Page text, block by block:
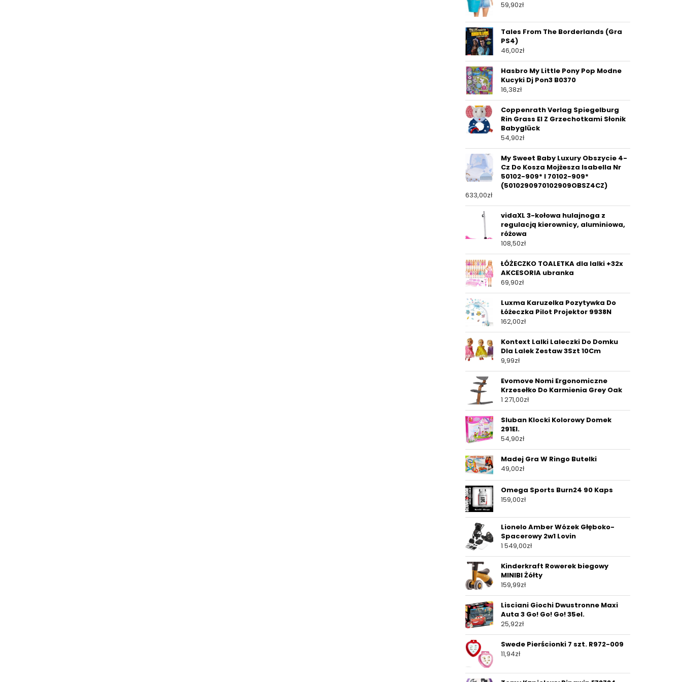
59,90zł
Tales From The Borderlands (Gra
PS4)
46,00zł
Hasbro My Little Pony Pop Modne
Kucyki Dj Pon3 B0370
16,38zł
Coppenrath Verlag Spiegelburg
Rin Grass El Z Grzechotkami Słonik
Babyglück
54,90zł
My Sweet Baby Luxury Obszycie 4-
Cz Do Kosza Mojżesza Isabella Nr
50102-909* I 70102-909*
(5010290970102909OBSZ4CZ)
633,00zł
vidaXL 3-kołowa hulajnoga z
regulacją kierownicy, aluminiowa,
różowa
108,50zł
ŁÓŻECZKO TOALETKA dla lalki +32x
AKCESORIA ubranka
69,90zł
Luxma Karuzelka Pozytywka Do
Łóżeczka Pilot Projektor 9938N
162,00zł
Kontext Lalki Laleczki Do Domku
Dla Lalek Zestaw 3Szt 10Cm
9,99zł
Evomove Nomi Ergonomiczne
Krzesełko Do Karmienia Grey Oak
1 271,00zł
Sluban Klocki Kolorowy Domek
291El.
54,90zł
Madej Gra W Ringo Butelki
49,00zł
Omega Sports Burn24 90 Kaps
159,00zł
Lionelo Amber Wózek Głęboko-
Spacerowy 2w1 Lovin
1 549,00zł
Kinderkraft Rowerek biegowy
MINIBI Żółty
159,99zł
Lisciani Giochi Dwustronne Maxi
Auta 3 Go! Go! Go! 35el.
25,92zł
Swede Pierścionki 7 szt. R972-009
11,94zł